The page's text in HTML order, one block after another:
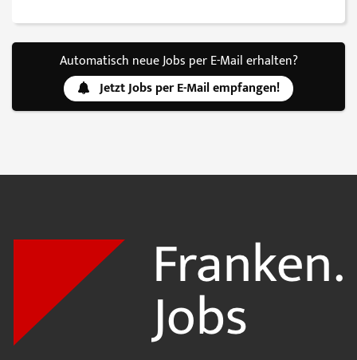
Automatisch neue Jobs per E-Mail erhalten?
Jetzt Jobs per E-Mail empfangen!